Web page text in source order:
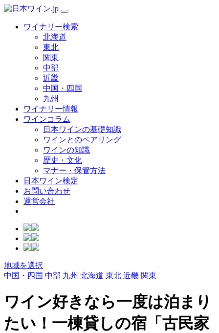
ワイナリー検索
北海道
東北
関東
中部
近畿
中国・四国
九州
ワイナリー情報
ワインコラム
日本ワインの基礎知識
ワインとのペアリング
ワインの知識
歴史・文化
マナー・保管方法
日本ワイン検定
お問い合わせ
運営会社
地域を選択
中国・四国 中部 九州 北海道 東北 近畿 関東
ワイン好きなら一度は泊まり
たい！一棟貸しの宿「古民家